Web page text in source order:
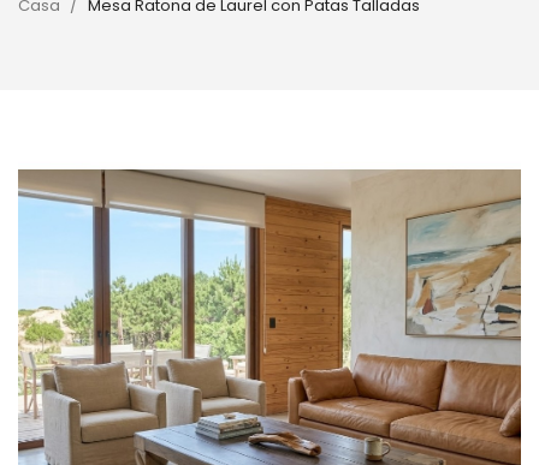
Casa Mesa Ratona de Laurel con Patas Talladas